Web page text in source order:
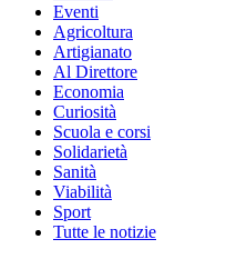
Eventi
Agricoltura
Artigianato
Al Direttore
Economia
Curiosità
Scuola e corsi
Solidarietà
Sanità
Viabilità
Sport
Tutte le notizie